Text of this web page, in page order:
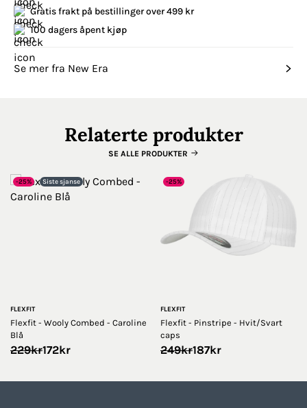
Gratis frakt på bestillinger over 499 kr
100 dagers åpent kjøp
Se mer fra New Era
Relaterte produkter
SE ALLE PRODUKTER
-25% Siste sjanse
FLEXFIT
Flexfit - Wooly Combed - Caroline
Blå
229kr
Opprinnelig
229kr.
172kr
Nåværende
172kr.
-25%
FLEXFIT
Flexfit - Pinstripe - Hvit/Svart
caps
249kr
Opprinnelig
249kr.
187kr
Nåværende
187kr.